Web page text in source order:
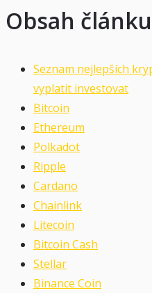
Obsah článku
Seznam nejlepších
vyplatit investovat
Bitcoin
Ethereum
Polkadot
Ripple
Cardano
Chainlink
Litecoin
Bitcoin Cash
Stellar
Binance Coin